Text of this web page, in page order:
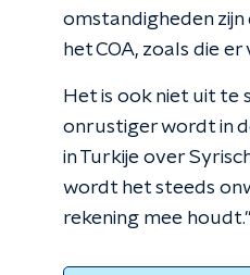
omstandigheden zijn
het COA, zoals die
Het is ook niet uit te
onrustiger wordt in
in Turkije over
wordt het steeds
rekening mee houdt."